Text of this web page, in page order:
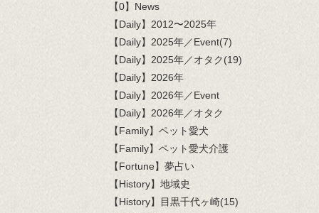
【0】News
【Daily】2012〜2025年
【Daily】2025年／Event(7)
【Daily】2025年／オタク(19)
【Daily】2026年
【Daily】2026年／Event
【Daily】2026年／オタク
【Family】ペット愛犬
【Family】ペット愛犬介護
【Fortune】夢占い
【History】地域史
【History】目黒千代ヶ崎(15)